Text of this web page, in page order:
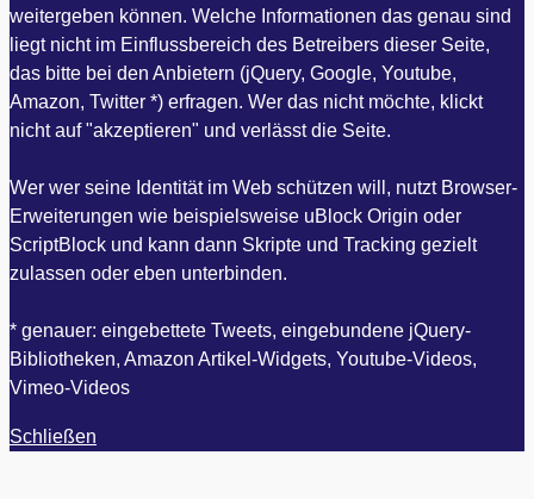
weitergeben können. Welche Informationen das genau sind
liegt nicht im Einflussbereich des Betreibers dieser Seite,
das bitte bei den Anbietern (jQuery, Google, Youtube,
Amazon, Twitter *) erfragen. Wer das nicht möchte, klickt
nicht auf "akzeptieren" und verlässt die Seite.
Wer wer seine Identität im Web schützen will, nutzt Browser-
Erweiterungen wie beispielsweise uBlock Origin oder
ScriptBlock und kann dann Skripte und Tracking gezielt
zulassen oder eben unterbinden.
* genauer: eingebettete Tweets, eingebundene jQuery-
Bibliotheken, Amazon Artikel-Widgets, Youtube-Videos,
Vimeo-Videos
Schließen